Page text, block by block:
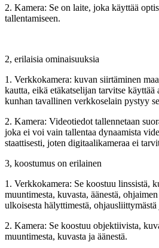
2. Kamera: Se on laite, joka käyttää
tallentamiseen.
2, erilaisia ​​ominaisuuksia
1. Verkkokamera: kuvan siirtäminen
kautta, eikä etäkatselijan tarvitse käyttää
kunhan tavallinen verkkoselain pystyy
2. Kamera: Videotiedot tallennetaan
joka ei voi vain tallentaa dynaamista
staattisesti, joten digitaalikameraa ei
3, koostumus on erilainen
1. Verkkokamera: Se koostuu linssistä,
muuntimesta, kuvasta, äänestä,
ulkoisesta hälyttimestä, ohjausliittymästä
2. Kamera: Se koostuu objektiivista,
muuntimesta, kuvasta ja äänestä.